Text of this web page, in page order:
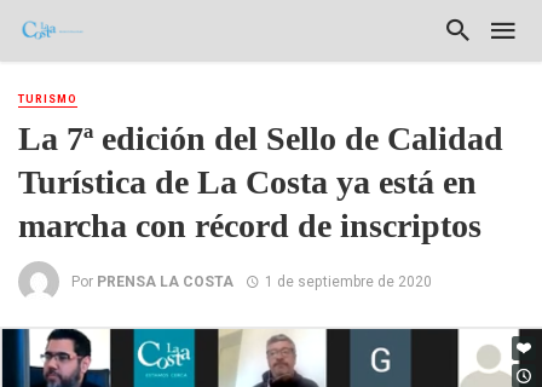
TURISMO
La 7ª edición del Sello de Calidad
Turística de La Costa ya está en
marcha con récord de inscriptos
Por PRENSA LA COSTA 1 de septiembre de 2020